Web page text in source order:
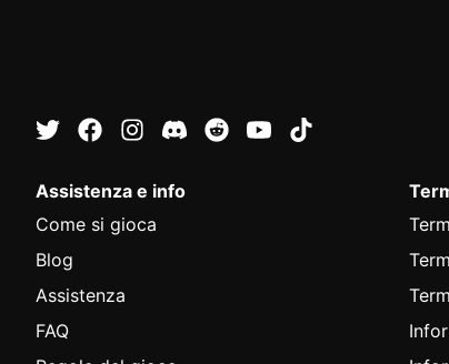
Assistenza e info
Come si gioca
Blog
Assistenza
FAQ